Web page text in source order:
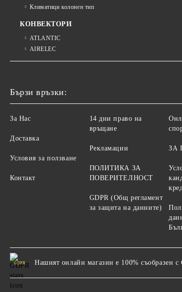
Климатици колонен тип
КОНВЕКТОРИ
ATLANTIC
AIRELEC
Бързи връзки:
За Нас
Доставка
Условия за ползване
Контакт
14 дни право на
връщане
Рекламации
ПОЛИТИКА ЗА
ПОВЕРИТЕЛНОСТ
GDPR (Общ регламент
за защита на данните)
ЗА
GDPR Нашият онлайн магазин е 100% съобразен с